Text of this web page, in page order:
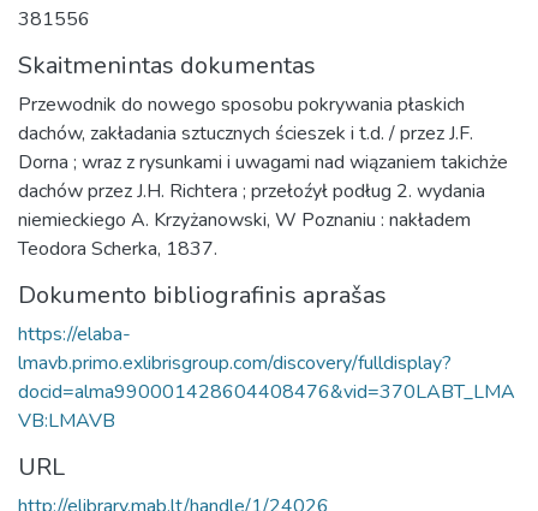
381556
Skaitmenintas dokumentas
Przewodnik do nowego sposobu pokrywania płaskich
dachów, zakładania sztucznych ścieszek i t.d. / przez J.F.
Dorna ; wraz z rysunkami i uwagami nad wiązaniem takichże
dachów przez J.H. Richtera ; przełoźył podług 2. wydania
niemieckiego A. Krzyżanowski, W Poznaniu : nakładem
Teodora Scherka, 1837.
Dokumento bibliografinis aprašas
https://elaba-
lmavb.primo.exlibrisgroup.com/discovery/fulldisplay?
docid=alma990001428604408476&vid=370LABT_LMA
VB:LMAVB
URL